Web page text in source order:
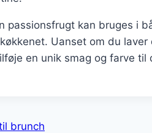
passionsfrugt kan bruges i
Uanset om du
en unik smag og farve til
brunch